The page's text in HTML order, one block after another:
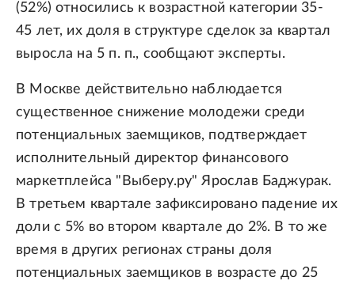
(52%) относились к возрастной категории 35-
45 лет, их доля в структуре сделок за квартал
выросла на 5 п. п., сообщают эксперты.
В Москве действительно наблюдается
существенное снижение молодежи среди
потенциальных заемщиков, подтверждает
исполнительный директор финансового
маркетплейса "Выберу.ру" Ярослав Баджурак.
В третьем квартале зафиксировано падение их
доли с 5% во втором квартале до 2%. В то же
время в других регионах страны доля
потенциальных заемщиков в возрасте до 25